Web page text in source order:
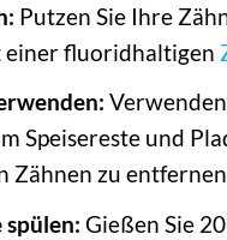
Putzen Sie Ihre
einer fluoridhaltigen
Speisereste und
Zähnen zu
Gießen Sie